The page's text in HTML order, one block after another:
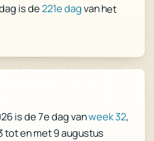
is de221e dagvan het
is de 7e dag vanweek 32,
tot en met 9 augustus